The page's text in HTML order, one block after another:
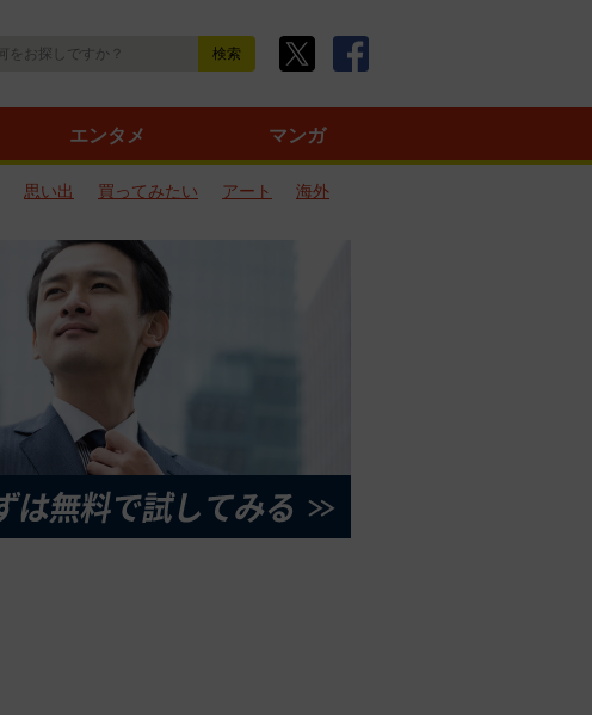
エンタメ マンガ
思い出 買ってみたい アート
海外